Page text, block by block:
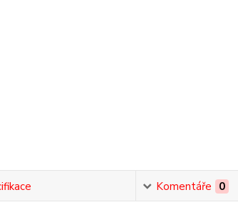
Komentáře 0